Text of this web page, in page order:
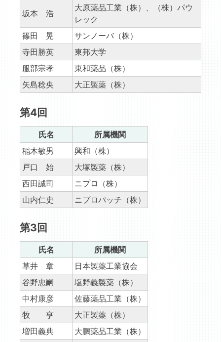
坂本 浩
大原薬品工業（株）、（株）パウ
レック
篠田 晃
サンノーバ（株）
寺田勝英
東邦大学
服部宗孝
東和薬品（株）
矢島稔央
大正製薬（株）
第4回
氏名
所属機関
稲木敏男
興和（株）
戸口 始
大塚製薬（株）
西田誠司
ニプロ（株）
山内仁史
ニプロパッチ（株）
第3回
氏名
所属機関
草井 章
日本製薬工業協会
谷野忠嗣
塩野義製薬（株）
中村康彦
佐藤薬品工業（株）
牧 亨
大正製薬（株）
増田義典
大鵬薬品工業（株）